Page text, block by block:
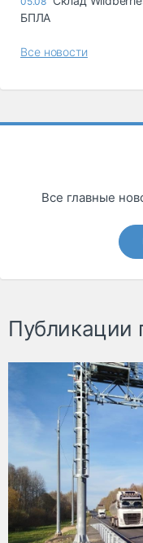
БПЛА
Все новости
Все главные
Публикации